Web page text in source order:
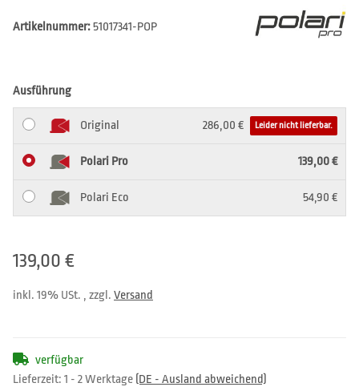
Artikelnummer:51017341-POP
Ausführung
Original 286,00 € Leider nicht lieferbar.
Polari Pro 139,00 €
Polari Eco 54,90 €
139,00 €
inkl. 19% USt. , zzgl. Versand
verfügbar
Lieferzeit: 1 - 2 Werktage (DE - Ausland abweichend)